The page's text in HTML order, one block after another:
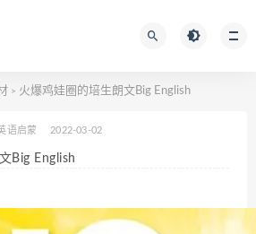
> 火爆鸡娃圈的培生朗文Big English
语启蒙 2022-03-02
Big English